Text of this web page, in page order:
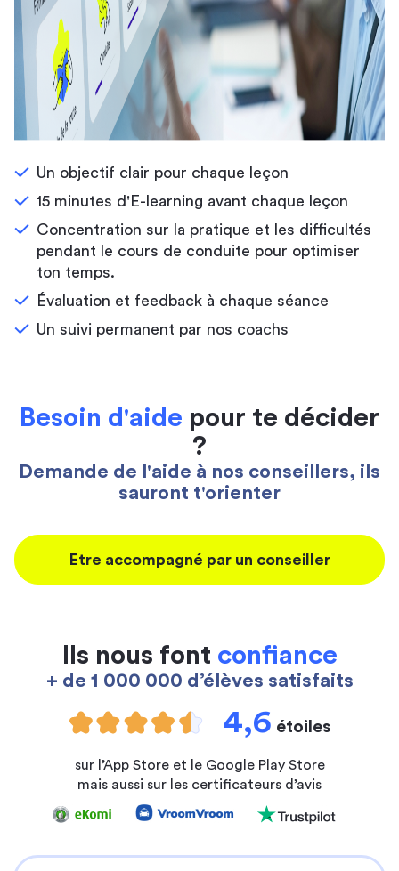
Un objectif clair pour chaque leçon
15 minutes d'E-learning avant chaque leçon
Concentration sur la pratique et les difficultés
pendant le cours de conduite pour optimiser
ton temps.
Évaluation et feedback à chaque séance
Un suivi permanent par nos coachs
Besoin d'aide pour te décider
?
Demande de l'aide à nos conseillers, ils
sauront t'orienter
Etre accompagné par un conseiller
Ils nous font confiance
+ de 1 000 000 d’élèves satisfaits
4,6 étoiles
sur l’App Store et le Google Play Store
mais aussi sur les certificateurs d’avis